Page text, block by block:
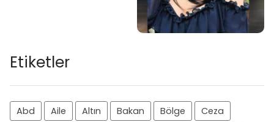
Etiketler
Abd Aile Altın Bakan Bölge
Ceza